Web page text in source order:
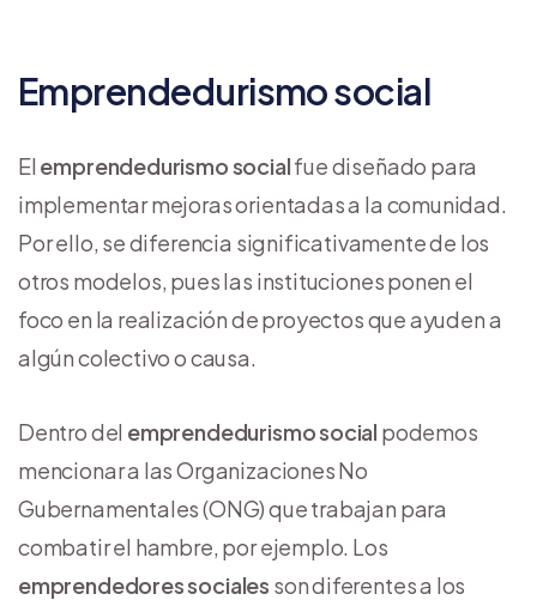
Emprendedurismo social
El emprendedurismo socialfue diseñado para
implementar mejoras orientadas a la comunidad.
Por ello, se diferencia significativamente de los
otros modelos, pues las instituciones ponen el
foco en la realización de proyectos que ayuden a
algún colectivo o causa.
Dentro del emprendedurismo social podemos
mencionar a las Organizaciones No
Gubernamentales (ONG) que trabajan para
combatir el hambre, por ejemplo. Los
emprendedores sociales son diferentes a los